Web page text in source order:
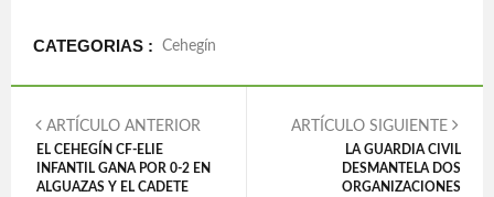
CATEGORIAS : Cehegín
ARTÍCULO ANTERIOR
EL CEHEGÍN CF-ELIE
INFANTIL GANA POR 0-2 EN
ALGUAZAS Y EL CADETE
ARTÍCULO SIGUIENTE
LA GUARDIA CIVIL
DESMANTELA DOS
ORGANIZACIONES